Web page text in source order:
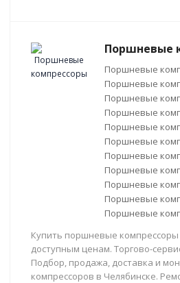
Поршневые
Поршневые
Поршневые
Поршневые
Поршневые
Поршневые
Поршневые
Поршневые
Поршневые
Поршневые
Поршневые
Поршневые
Купить поршневые компрессоры
доступным ценам. Торгово-
Подбор, продажа, доставка и
компрессоров в Челябинске.